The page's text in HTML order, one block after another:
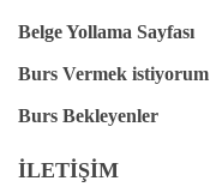
Belge Yollama Sayfası
Burs Vermek istiyorum
Burs Bekleyenler
İLETİŞİM